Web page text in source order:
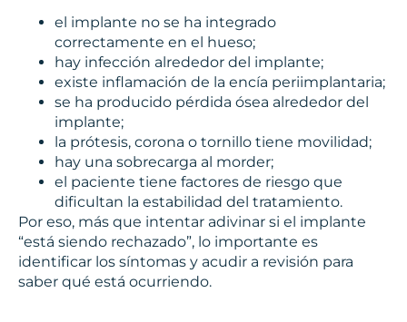
el implante no se ha integrado
correctamente en el hueso;
hay infección alrededor del implante;
existe inflamación de la encía periimplantaria;
se ha producido pérdida ósea alrededor del
implante;
la prótesis, corona o tornillo tiene movilidad;
hay una sobrecarga al morder;
el paciente tiene factores de riesgo que
dificultan la estabilidad del tratamiento.
Por eso, más que intentar adivinar si el implante
“está siendo rechazado”, lo importante es
identificar los síntomas y acudir a revisión para
saber qué está ocurriendo.